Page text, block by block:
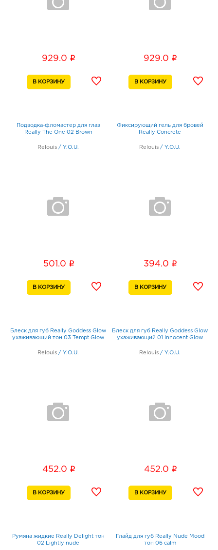
929.0 i 929.0 i
Подводка-фломастер для глаз
Really The One 02 Brown
Relouis / Y.O.U.
501.0 i
Фиксирующий гель для бровей
Really Concrete
Relouis / Y.O.U.
394.0 i
Блеск для губ Really Goddess Glow
ухаживающий тон 03 Tempt Glow
Relouis / Y.O.U.
452.0 i
Блеск для губ Really Goddess Glow
ухаживающий 01 Innocent Glow
Relouis / Y.O.U.
452.0 i
Румяна жидкие Really Delight тон
02 Lightly nude
Глайд для губ Really Nude Mood
тон 06 calm